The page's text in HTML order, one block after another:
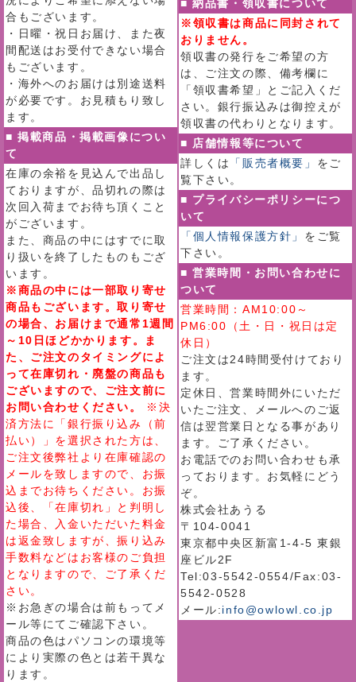
合もございます。
・日曜・祝日お届け、また夜
間配送はお受付できない場合
もございます。
・海外へのお届けは別途送料
が必要です。お見積もり致し
ます。
■ 掲載商品・掲載画像につい
て
在庫の余裕を見込んで出品し
ておりますが、品切れの際は
次回入荷までお待ち頂くこと
がございます。
また、商品の中にはすでに取
り扱いを終了したものもござ
います。
※商品の中には一部取り寄せ
商品もございます。取り寄せ
の場合、お届けまで通常1週間
～10日ほどかかります。ま
た、ご注文のタイミングによ
って在庫切れ・廃盤の商品も
ございますので、ご注文前に
お問い合わせください。
※決
済方法に「銀行振り込み（前
払い）」を選択された方は、
ご注文後弊社より在庫確認の
メールを致しますので、お振
込までお待ちください。お振
込後、「在庫切れ」と判明し
た場合、入金いただいた料金
は返金致しますが、振り込み
手数料などはお客様のご負担
となりますので、ご了承くだ
さい。
※お急ぎの場合は前もってメ
ール等にてご確認下さい。
商品の色はパソコンの環境等
により実際の色とは若干異な
ります。
■ 納品書・領収書について
※領収書は商品に同封されて
おりません。
領収書の発行をご希望の方
は、ご注文の際、備考欄に
「領収書希望」とご記入くだ
さい。銀行振込みは御控えが
領収書の代わりとなります。
■ 店舗情報等について
詳しくは
「販売者概要」 をご
覧下さい。
■ プライバシーポリシーにつ
いて
「個人情報保護方針」 をご覧
下さい。
■ 営業時間・お問い合わせに
ついて
営業時間：AM10:00～
PM6:00（土・日・祝日は定
休日）
ご注文は24時間受付けており
ます。
定休日、営業時間外にいただ
いたご注文、メールへのご返
信は翌営業日となる事があり
ます。ご了承ください。
お電話でのお問い合わせも承
っております。お気軽にどう
ぞ。
株式会社あうる
〒104-0041
東京都中央区新富1-4-5 東銀
座ビル2F
Tel:03-5542-0554/Fax:03-
5542-0528
メール:info@owlowl.co.jp